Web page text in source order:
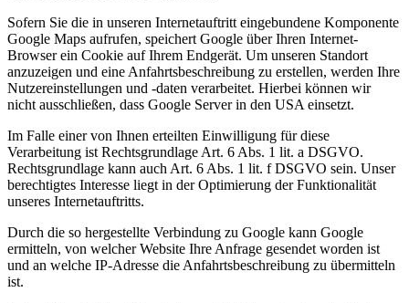
Sofern Sie die in unseren Internetauftritt eingebundene Komponente
Google Maps aufrufen, speichert Google über Ihren Internet-
Browser ein Cookie auf Ihrem Endgerät. Um unseren Standort
anzuzeigen und eine Anfahrtsbeschreibung zu erstellen, werden Ihre
Nutzereinstellungen und -daten verarbeitet. Hierbei können wir
nicht ausschließen, dass Google Server in den USA einsetzt.
Im Falle einer von Ihnen erteilten Einwilligung für diese
Verarbeitung ist Rechtsgrundlage Art. 6 Abs. 1 lit. a DSGVO.
Rechtsgrundlage kann auch Art. 6 Abs. 1 lit. f DSGVO sein. Unser
berechtigtes Interesse liegt in der Optimierung der Funktionalität
unseres Internetauftritts.
Durch die so hergestellte Verbindung zu Google kann Google
ermitteln, von welcher Website Ihre Anfrage gesendet worden ist
und an welche IP-Adresse die Anfahrtsbeschreibung zu übermitteln
ist.